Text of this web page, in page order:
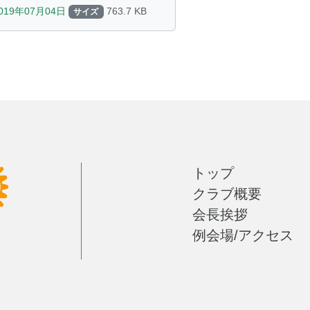
年07月04日 サイズ 763.7 KB
トップ
クラブ概要
会長挨拶
例会場/アクセス